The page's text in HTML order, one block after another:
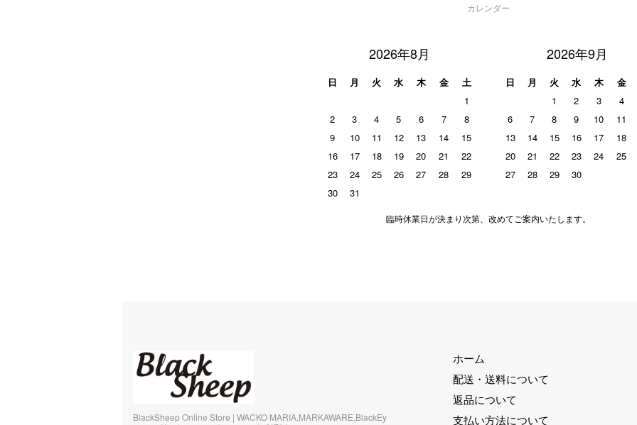
カレンダー
2026年8月
日 月 火 水 木 金
土
1
2
3 4 5 6 7
8
9
10 11 12 13 14
15
16
17 18 19 20 21
22
23
24 25 26 27 28
29
30
31
2026年9月
日 月 火 水 木 金
1
2 3 4
6
7 8 9 10 11
13
14 15 16 17 18
20
21 22 23 24 25
27
28 29 30
臨時休業日が決まり次第、改めてご案内いたします。
BlackSheep Online Store | WACKO MARIA,MARKAWARE,BlackEy
ホーム
配送・送料について
返品について
支払い方法について